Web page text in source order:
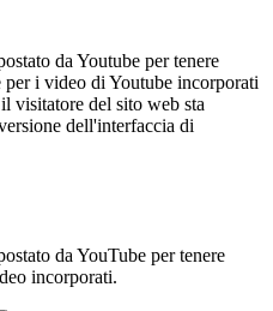
da Youtube per tenere
per i video di Youtube incorporati
visitatore del sito web sta
dell'interfaccia di
da YouTube per tenere
incorporati.